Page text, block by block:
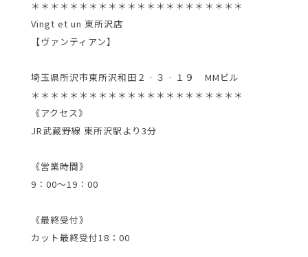
＊＊＊＊＊＊＊＊＊＊＊＊＊＊＊＊＊＊＊＊＊＊
Vingt et un 東所沢店
【ヴァンティアン】
埼玉県所沢市東所沢和田２‐３‐１９ MMビル
＊＊＊＊＊＊＊＊＊＊＊＊＊＊＊＊＊＊＊＊＊＊
《アクセス》
JR武蔵野線 東所沢駅より3分
《営業時間》
9：00～19：00
《最終受付》
カット最終受付18：00